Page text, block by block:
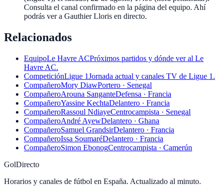
Consulta el canal confirmado en la página del equipo. Ahí
podrás ver a Gauthier Lloris en directo.
Relacionados
EquipoLe Havre ACPróximos partidos y dónde ver al Le
Havre AC.
CompeticiónLigue 1Jornada actual y canales TV de Ligue 1.
CompañeroMory DiawPortero · Senegal
CompañeroArouna SanganteDefensa · Francia
CompañeroYassine KechtaDelantero · Francia
CompañeroRassoul NdiayeCentrocampista · Senegal
CompañeroAndré AyewDelantero · Ghana
CompañeroSamuel GrandsirDelantero · Francia
CompañeroIssa SoumaréDelantero · Francia
CompañeroSimon EbonogCentrocampista · Camerún
GolDirecto
Horarios y canales de fútbol en España. Actualizado al minuto.